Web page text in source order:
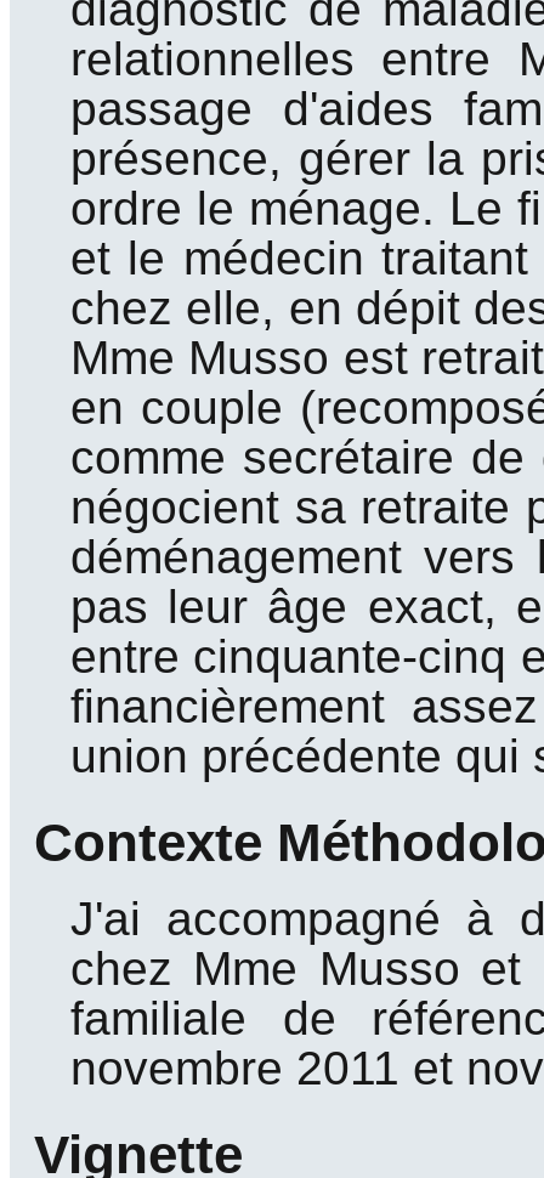
relationnelles entre
passage d'aides
présence, gérer la
ordre le ménage. Le
et le médecin
chez elle, en dépit
Mme Musso est
en couple
comme secrétaire
négocient sa retraite
déménagement
pas leur âge exact,
entre cinquante-cinq
financièrement
union précédente qui
Contexte
J'ai accompagné à
chez Mme Musso
familiale de
novembre 2011 et
Vignette